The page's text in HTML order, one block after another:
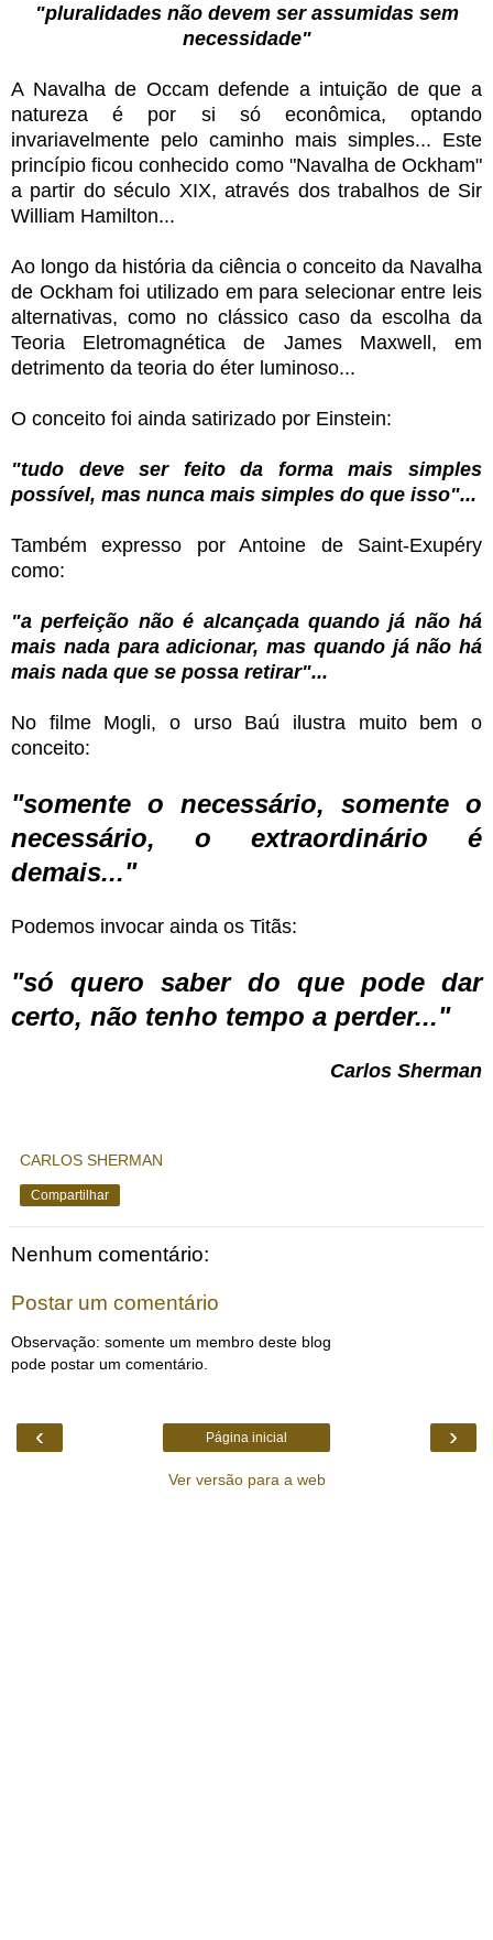
"pluralidades não devem ser assumidas sem
necessidade"
A Navalha de Occam defende a intuição de que a
natureza é por si só econômica, optando
invariavelmente pelo caminho mais simples... Este
princípio ficou conhecido como "Navalha de Ockham"
a partir do século XIX, através dos trabalhos de Sir
William Hamilton...
Ao longo da história da ciência o conceito da Navalha
de Ockham foi utilizado em para selecionar entre leis
alternativas, como no clássico caso da escolha da
Teoria Eletromagnética de James Maxwell, em
detrimento da teoria do éter luminoso...
O conceito foi ainda satirizado por Einstein:
"tudo deve ser feito da forma mais simples
possível, mas nunca mais simples do que isso"...
Também expresso por Antoine de Saint-Exupéry
como:
"a perfeição não é alcançada quando já não há
mais nada para adicionar, mas quando já não há
mais nada que se possa retirar"...
No filme Mogli, o urso Baú ilustra muito bem o
conceito:
"somente o necessário, somente o
necessário, o extraordinário é
demais..."
Podemos invocar ainda os Titãs:
"só quero saber do que pode dar
certo, não tenho tempo a perder..."
Carlos Sherman
CARLOS SHERMAN
Compartilhar
Nenhum comentário:
Postar um comentário
Observação: somente um membro deste blog
pode postar um comentário.
‹ ›
Página inicial
Ver versão para a web